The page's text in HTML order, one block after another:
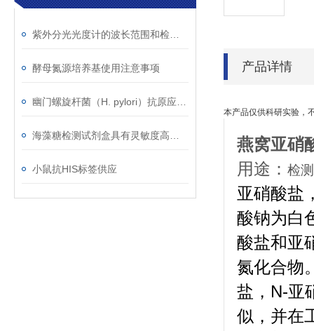
酵母氮源培养基使用注意事项
小鼠抗HIS标签供应
产品详情
本产品仅供科研实验，
燕窝亚硝
用途： 检
亚硝酸盐
酸钠为白
酸盐和亚
氮化合物
盐，N-亚
似，并在